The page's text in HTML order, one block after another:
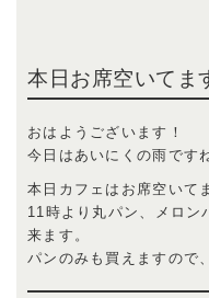
本日お席空いてま
おはようございます！
今日はあいにくの雨です
本日カフェはお席空いて
11時より丸パン、メロン
来ます。
パンのみも買えますので